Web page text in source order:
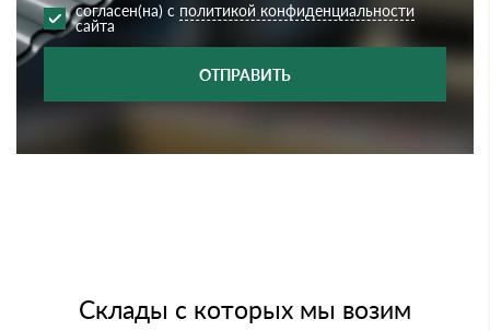
согласен(на) с политикой конфиденциальности
сайта
ОТПРАВИТЬ
Склады с которых мы возим